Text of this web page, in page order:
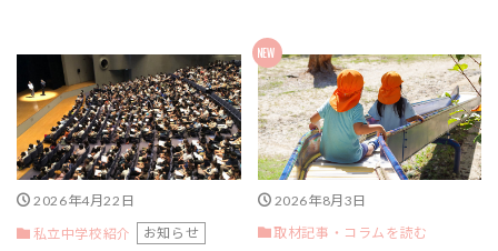
2026年4月22日
私立中学校紹介
お知らせ
2026年8月3日
取材記事・コラムを読む